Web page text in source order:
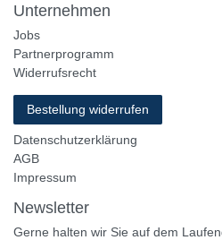
Unternehmen
Jobs
Partnerprogramm
Widerrufsrecht
Bestellung widerrufen
Datenschutzerklärung
AGB
Impressum
Newsletter
Gerne halten wir Sie auf dem